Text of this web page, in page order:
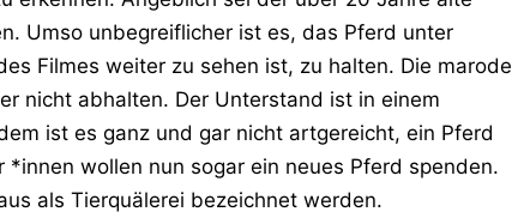
Umso unbegreiflicher ist es, das Pferd unter
Filmes weiter zu sehen ist, zu halten. Die marode
nicht abhalten. Der Unterstand ist in einem
ist es ganz und gar nicht artgereicht, ein Pferd
wollen nun sogar ein neues Pferd spenden.
als Tierquälerei bezeichnet werden.